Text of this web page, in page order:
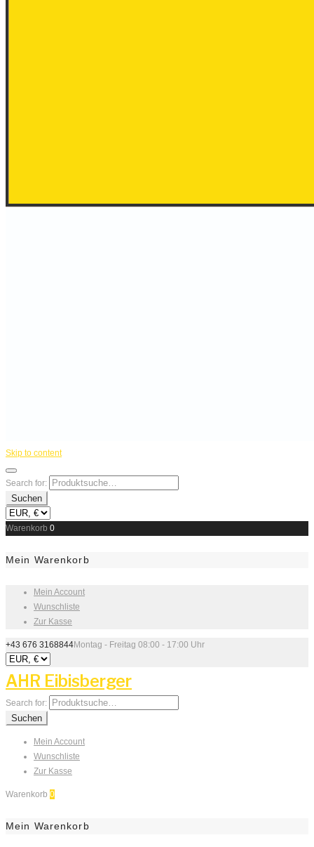
Skip to content
Search for:
Suchen
Warenkorb 0
Mein Warenkorb
Mein Account
Wunschliste
Zur Kasse
+43 676 3168844Montag - Freitag 08:00 - 17:00 Uhr
AHR Eibisberger
Search for:
Suchen
Mein Account
Wunschliste
Zur Kasse
Warenkorb 0
Mein Warenkorb